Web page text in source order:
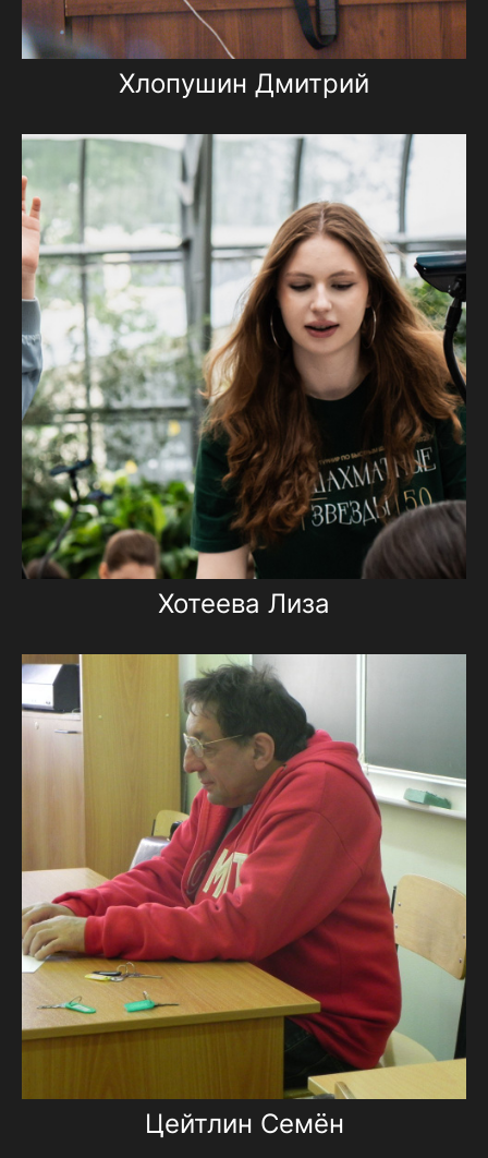
Хлопушин Дмитрий
Хотеева Лиза
Цейтлин Семён